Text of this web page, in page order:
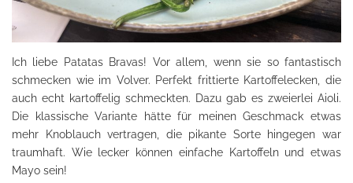
Ich liebe Patatas Bravas! Vor allem, wenn sie so fantastisch
schmecken wie im Volver. Perfekt frittierte Kartoffelecken, die
auch echt kartoffelig schmeckten. Dazu gab es zweierlei Aioli.
Die klassische Variante hätte für meinen Geschmack etwas
mehr Knoblauch vertragen, die pikante Sorte hingegen war
traumhaft. Wie lecker können einfache Kartoffeln und etwas
Mayo sein!